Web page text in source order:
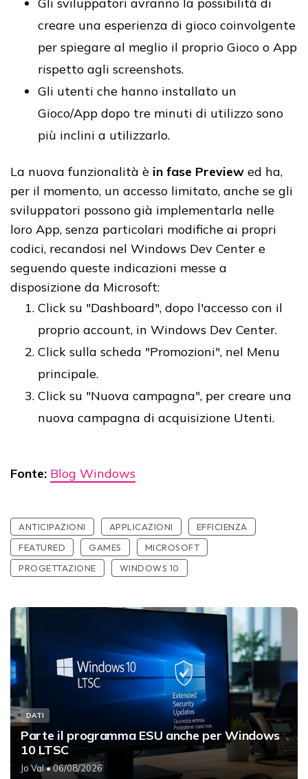
creare una esperienza di gioco coinvolgente
per spiegare al meglio il proprio Gioco o App
rispetto agli screenshots.
Gli utenti che hanno installato un
Gioco/App dopo tre minuti di utilizzo sono
più inclini a utilizzarlo.
La nuova funzionalità è in fase Preview ed ha,
per il momento, un accesso limitato, anche se gli
sviluppatori possono già implementarla nelle
loro App, senza particolari modifiche ai propri
codici, recandosi nel Windows Dev Center e
seguendo queste indicazioni messe a
disposizione da Microsoft:
Click su "Dashboard", dopo l'accesso con il
proprio account, in Windows Dev Center.
Click sulla scheda "Promozioni", nel Menu
principale.
Click su "Nuova campagna", per creare una
nuova campagna di acquisizione Utenti.
Fonte: Blog Windows
ANTICIPAZIONI APPLICAZIONI
EFFICIENZA
FEATURED
GAMES
MICROSOFT
PROGETTAZIONE
WINDOWS 10
DATI
Parte il programma ESU anche per Windows
10 LTSC
Jo Val• 06/08/2026